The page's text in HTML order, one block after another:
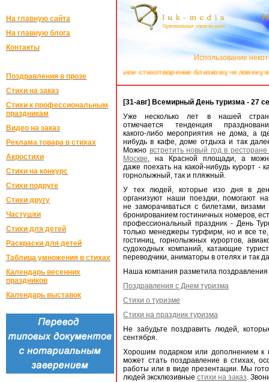
На главную сайта
На главную блога
Контакты
Поздравления в прозе
Стихи на заказ
Стихи к профессиональным
праздникам
Видео на заказ
Реклама товара в стихах
Акростихи
Стихи на конкурс
Стихи подруге
Стихи другу
Частушки
Стихи для детей
Раскраски для детей
Таблица умножения в стихах
Календарь весенних
праздников
Календарь выставок
Использование
Закажите оригинальное стихотворение близкому человеку в
[31-авг] Всемирный День туризма - 27
Уже несколько лет в нашей
отмечается тенденция
какого-либо мероприятия не дома, а
нибудь в кафе, доме отдыха и так
Можно встретить новый год в ресторане
Москве, на Красной площади, а
даже поехать на какой-нибудь курорт -
горнолыжный, так и пляжный.
У тех людей, которые изо дня в
организуют наши поездки, помогают
не заморачиваться с билетами, визами
бронированием гостиничных номеров,
профессиональный праздник - День
только менеджеры турфирм, но и все
гостиниц, горнолыжных курортов,
судоходных компаний, катающие
переводчики, аниматоры в отелях и так
Наша компания разметила поздравления
Поздравления с Днем туризма
Стихи о туризме
Стихи на праздник туризма
Не забудьте поздравить людей,
сентября.
Хорошим подарком или дополнением к
может стать поздравление в стихах,
работы или в виде презентации. Мы
людей эксклюзивные стихи на заказ.